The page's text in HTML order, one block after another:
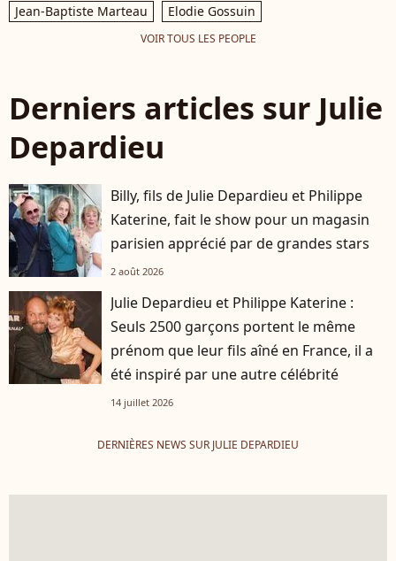
Jean-Baptiste Marteau
Elodie Gossuin
VOIR TOUS LES PEOPLE
Derniers articles sur Julie
Depardieu
Billy, fils de Julie Depardieu et Philippe
Katerine, fait le show pour un magasin
parisien apprécié par de grandes stars
2 août 2026
Julie Depardieu et Philippe Katerine :
Seuls 2500 garçons portent le même
prénom que leur fils aîné en France, il a
été inspiré par une autre célébrité
14 juillet 2026
DERNIÈRES NEWS SUR JULIE DEPARDIEU